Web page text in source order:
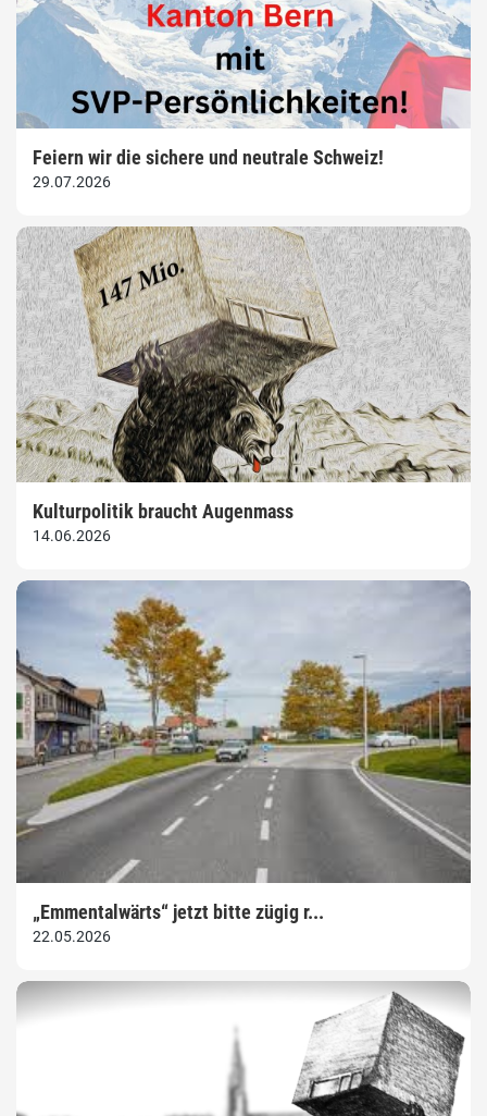
Feiern wir die sichere und neutrale Schweiz!
29.07.2026
Kulturpolitik braucht Augenmass
14.06.2026
„Emmentalwärts“ jetzt bitte zügig r...
22.05.2026